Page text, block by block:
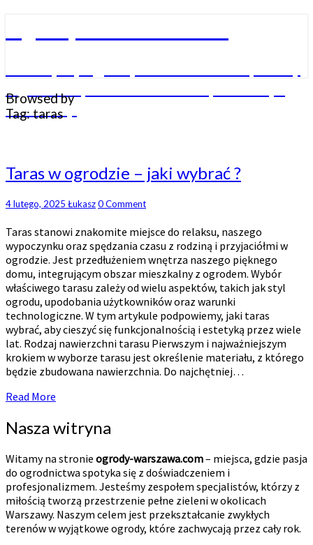
to
fontanny.
Browsed by
Tag:taras
Taras
w
–
wybrać
?
Taras w ogrodzie – jaki wybrać ?
4 lutego, 2025 ŁukaszComments
0 Comment
Taras stanowi znakomite miejsce do relaksu, naszego
wypoczynku oraz spędzania czasu z rodziną i przyjaciółmi w
ogrodzie. Jest przedłużeniem wnętrza naszego pięknego
domu, integrującym obszar mieszkalny z ogrodem. Wybór
właściwego tarasu zależy od wielu aspektów, takich jak styl
ogrodu, upodobania użytkowników oraz warunki
technologiczne. W tym artykule podpowiemy, jaki taras
wybrać, aby cieszyć się funkcjonalnością i estetyką przez wiele
lat. Rodzaj nawierzchni tarasu Pierwszym i najważniejszym
krokiem w wyborze tarasu jest określenie materiału, z którego
będzie zbudowana nawierzchnia. Do najchętniej…
Read More
Nasza witryna
Witamy na stronie ogrody-warszawa.com– miejsca, gdzie pasja
do ogrodnictwa spotyka się z doświadczeniem i
profesjonalizmem. Jesteśmy zespołem specjalistów, którzy z
miłością tworzą przestrzenie pełne zieleni w okolicach
Warszawy. Naszym celem jest przekształcanie zwykłych
terenów w wyjątkowe ogrody, które zachwycają przez cały rok.